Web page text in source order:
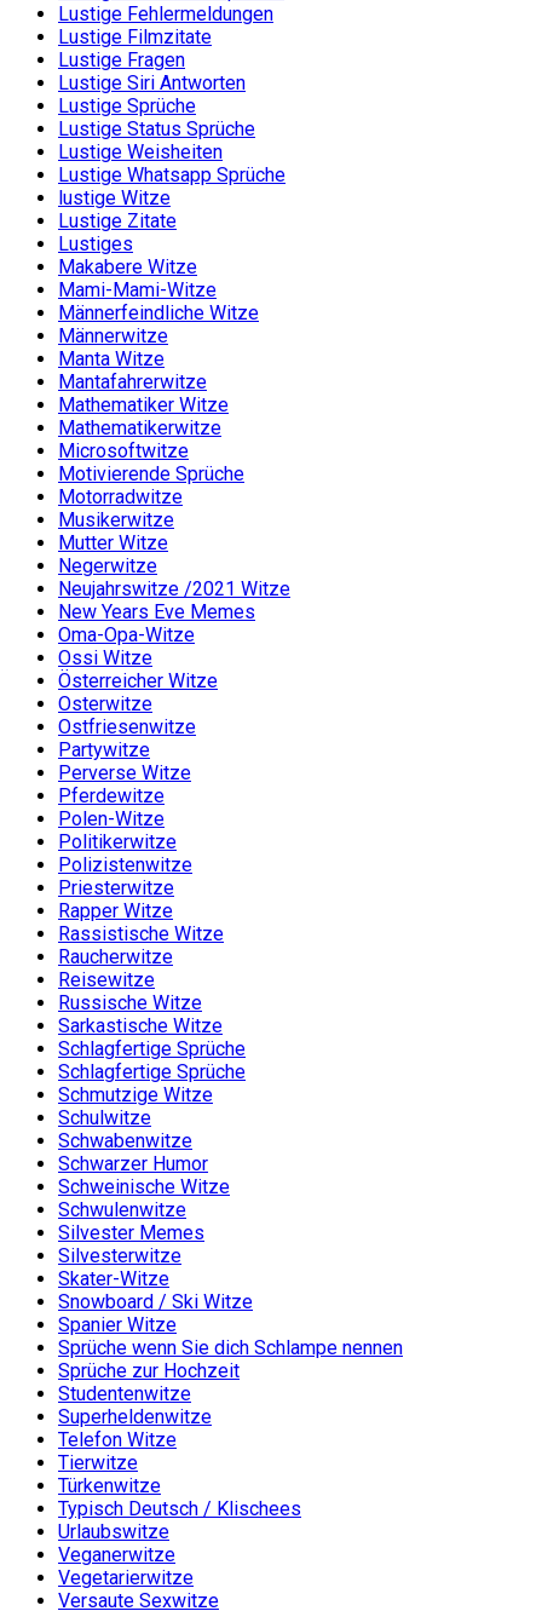
Lustige Fehlermeldungen
Lustige Filmzitate
Lustige Fragen
Lustige Siri Antworten
Lustige Sprüche
Lustige Status Sprüche
Lustige Weisheiten
Lustige Whatsapp Sprüche
lustige Witze
Lustige Zitate
Lustiges
Makabere Witze
Mami-Mami-Witze
Männerfeindliche Witze
Männerwitze
Manta Witze
Mantafahrerwitze
Mathematiker Witze
Mathematikerwitze
Microsoftwitze
Motivierende Sprüche
Motorradwitze
Musikerwitze
Mutter Witze
Negerwitze
Neujahrswitze /2021 Witze
New Years Eve Memes
Oma-Opa-Witze
Ossi Witze
Österreicher Witze
Osterwitze
Ostfriesenwitze
Partywitze
Perverse Witze
Pferdewitze
Polen-Witze
Politikerwitze
Polizistenwitze
Priesterwitze
Rapper Witze
Rassistische Witze
Raucherwitze
Reisewitze
Russische Witze
Sarkastische Witze
Schlagfertige Sprüche
Schlagfertige Sprüche
Schmutzige Witze
Schulwitze
Schwabenwitze
Schwarzer Humor
Schweinische Witze
Schwulenwitze
Silvester Memes
Silvesterwitze
Skater-Witze
Snowboard / Ski Witze
Spanier Witze
Sprüche wenn Sie dich Schlampe nennen
Sprüche zur Hochzeit
Studentenwitze
Superheldenwitze
Telefon Witze
Tierwitze
Türkenwitze
Typisch Deutsch / Klischees
Urlaubswitze
Veganerwitze
Vegetarierwitze
Versaute Sexwitze